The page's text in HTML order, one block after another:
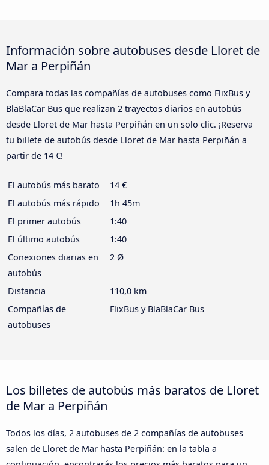
Información sobre autobuses desde Lloret de
Mar a Perpiñán
Compara todas las compañías de autobuses como FlixBus y
BlaBlaCar Bus que realizan 2 trayectos diarios en autobús
desde Lloret de Mar hasta Perpiñán en un solo clic. ¡Reserva
tu billete de autobús desde Lloret de Mar hasta Perpiñán a
partir de 14 €!
El autobús más barato
14 €
El autobús más rápido
1h 45m
El primer autobús
1:40
El último autobús
1:40
Conexiones diarias en
autobús
2 Ø
Distancia
110,0 km
Compañías de
autobuses
FlixBus y BlaBlaCar Bus
Los billetes de autobús más baratos de Lloret
de Mar a Perpiñán
Todos los días, 2 autobuses de 2 compañías de autobuses
salen de Lloret de Mar hasta Perpiñán: en la tabla a